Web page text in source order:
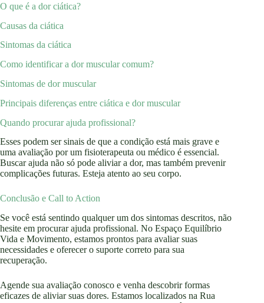
O que é a dor ciática?
Causas da ciática
Sintomas da ciática
Como identificar a dor muscular comum?
Sintomas de dor muscular
Principais diferenças entre ciática e dor muscular
Quando procurar ajuda profissional?
Esses podem ser sinais de que a condição está mais grave e
uma avaliação por um fisioterapeuta ou médico é essencial.
Buscar ajuda não só pode aliviar a dor, mas também prevenir
complicações futuras. Esteja atento ao seu corpo.
Conclusão e Call to Action
Se você está sentindo qualquer um dos sintomas descritos, não
hesite em procurar ajuda profissional. No Espaço Equilíbrio
Vida e Movimento, estamos prontos para avaliar suas
necessidades e oferecer o suporte correto para sua
recuperação.
Agende sua avaliação conosco e venha descobrir formas
eficazes de aliviar suas dores. Estamos localizados na Rua